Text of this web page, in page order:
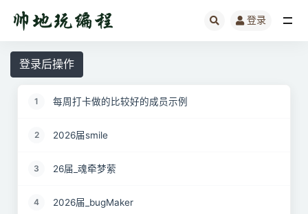
登录
登录后操作
1 每周打卡做的比较好的成员示例
2 2026届smile
3 26届_魂牵梦萦
4 2026届_bugMaker